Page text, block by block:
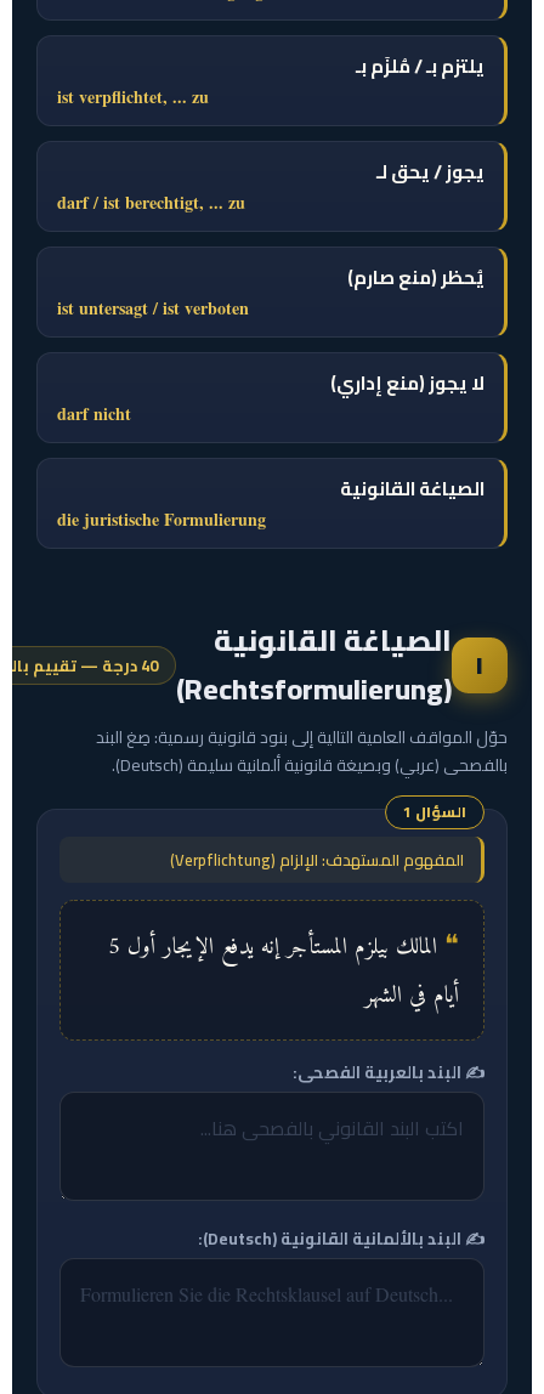
يلتزم بـ / مُلزَم بـ
ist verpflichtet, ... zu
يجوز / يحق لـ
darf / ist berechtigt, ... zu
يُحظر (منع صارم)
ist untersagt / ist verboten
لا يجوز (منع إداري)
darf nicht
الصياغة القانونية
die juristische Formulierung
١
الصياغة القانونية
(Rechtsformulierung)
40 درجة — تقييم بالذكاء الاصطناعي
حوّل المواقف العامية التالية إلى بنود قانونية رسمية: صِغ البند
بالفصحى (عربي) وبصيغة قانونية ألمانية سليمة (Deutsch).
السؤال 1
المفهوم المستهدف: الإلزام (Verpflichtung)
المالك بيلزم المستأجر إنه يدفع الإيجار أول 5
أيام في الشهر
✍️ البند بالعربية الفصحى:
✍️ البند بالألمانية القانونية (Deutsch):